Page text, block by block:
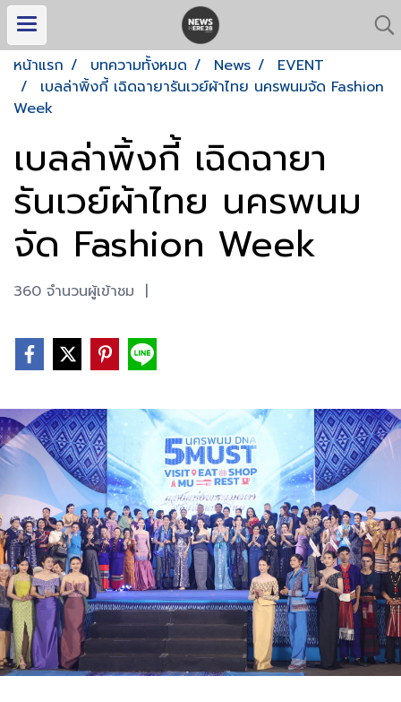
หน้าแรก บทความทั้งหมด News
EVENT
เบลล่าพิ้งกี้ เฉิดฉายารันเวย์ผ้าไทย นครพนมจัด Fashion
Week
เบลล่าพิ้งกี้ เฉิดฉายา
รันเวย์ผ้าไทย นครพนม
จัด Fashion Week
360 จำนวนผู้เข้าชม |